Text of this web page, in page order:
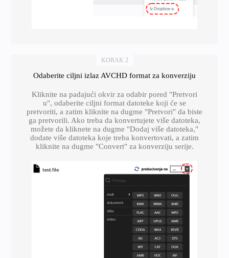
KORAK 2
Odaberite ciljni izlaz AVCHD format za konverziju
Kliknite na padajući okvir za odabir pored "Pretvori
u", odaberite ciljni format datoteke koji će se
pretvoriti, a zatim kliknite na dugme "Pretvori" da biste
ga pretvorili. Ako treba da konvertujete više datoteka,
možete da kliknete na dugme "Dodaj više datoteka,"
dodate više datoteka koje treba konvertovati, a zatim
kliknite na dugme "Convert" za konverziju serije.